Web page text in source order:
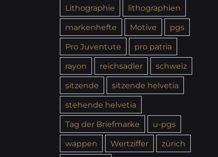
Lithographie
lithographien
markenhefte
Motive
pgs
Pro Juventute
pro patria
rayon
reichsadler
schweiz
sitzende
sitzende helvetia
stehende helvetia
Tag der Briefmarke
u-pgs
wappen
Wertziffer zürich